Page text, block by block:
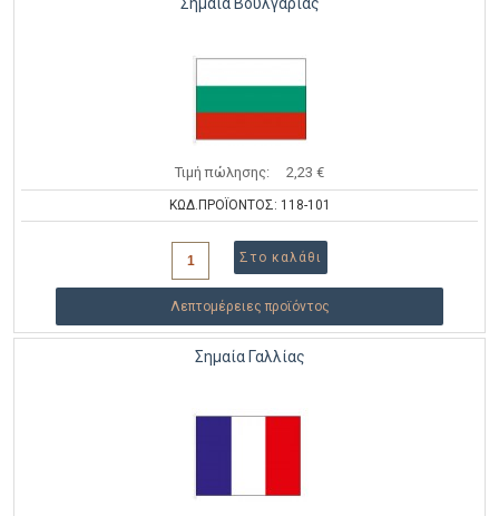
Τιμή πώλησης: 2,23 €
ΚΩΔ.ΠΡΟΪΟΝΤΟΣ: 118-101
Λεπτομέρειες προϊόντος
Σημαία Γαλλίας